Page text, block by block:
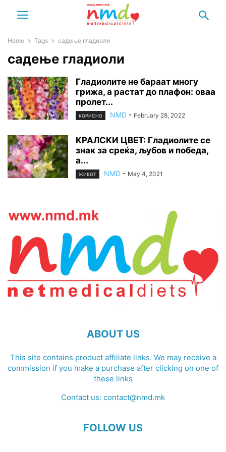
Home Tags садење гладиоли
садење гладиоли
Гладиолите не бараат многу
грижа, а растат до плафон: оваа
пролет...
КОРИСНО NMD - February 28, 2022
КРАЛСКИ ЦВЕТ: Гладиолите се
знак за среќа, љубов и победа,
а...
ЖИВОТ NMD - May 4, 2021
ABOUT US
This site contains product affiliate links. We may receive a
commission if you make a purchase after clicking on one of
these links
Contact us: contact@nmd.mk
FOLLOW US